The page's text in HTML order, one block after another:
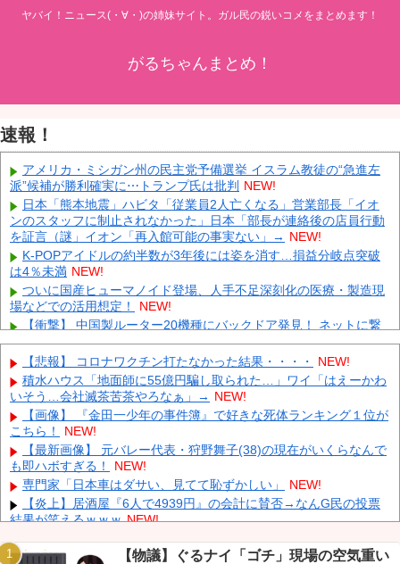
ヤバイ！ニュース(・∀・)の姉妹サイト。ガル民の鋭いコメをまとめます！
がるちゃんまとめ！
速報！
アメリカ・ミシガン州の民主党予備選挙 イスラム教徒の“急進左
派”候補が勝利確実に⋯トランプ氏は批判 NEW!
日本「熊本地震」ハビタ「従業員2人亡くなる」営業部長「イオ
ンのスタッフに制止されなかった」日本「部長が連絡後の店員行動
を証言（謎」イオン「再入館可能の事実ない」→ NEW!
K-POPアイドルの約半数が3年後には姿を消す…損益分岐点突破
は4％未満 NEW!
ついに国産ヒューマノイド登場、人手不足深刻化の医療・製造現
場などでの活用想定！
NEW!
【衝撃】 中国製ルーター20機種にバックドア発見！ ネットに繋
ぐだけで35秒ごとに中国のサーバーと通信 NEW!
【動画】 AKB48のエースさんの走りｗｗｗｗｗ
NEW!
外国人「とてつもない逸材がいる」15歳FW礒部怜夢、衝撃ゴー
ルでリバプールU15撃破！海外ファン絶賛！【海外の反応】
【にじさんじ】 委員長、ゲリラ豪雨でPC浸水→データ完全消失
も「おもしろいかった????」
【ホロライブ】 うーん実にラミィ NEW!
大野智、ワイルドなヒゲ姿で加藤シゲアキのインスタに降臨！本
人以外のSNSでは初？【画像】 NEW!
【悲報】 コロナワクチン打たなかった結果・・・・
NEW!
積水ハウス「地面師に55億円騙し取られた…」ワイ「はえーかわ
いそう…会社滅茶苦茶やろなぁ」→ NEW!
【画像】 『金田一少年の事件簿』で好きな死体ランキング１位が
こちら！
NEW!
【最新画像】 元バレー代表・狩野舞子(38)の現在がいくらなんで
も即ハボすぎる！
NEW!
専門家「日本車はダサい、見てて恥ずかしい」
NEW!
【炎上】居酒屋『6人で4939円』の会計に賛否→なんG民の投票
結果が笑えるｗｗｗ NEW!
続々でガチ勢が戦慄ｗｗｗ NEW!
【物議】ぐるナイ「ゴチ」現場の空気重い